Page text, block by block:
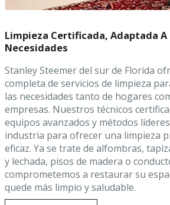
Limpieza Certificada, Adaptada A
Necesidades
Stanley Steemer del sur de Florida
completa de servicios de limpieza
las necesidades tanto de hogares
empresas. Nuestros técnicos
equipos avanzados y métodos
industria para ofrecer una limpieza
eficaz. Ya se trate de alfombras,
y lechada, pisos de madera o
comprometemos a restaurar su
quede más limpio y saludable.